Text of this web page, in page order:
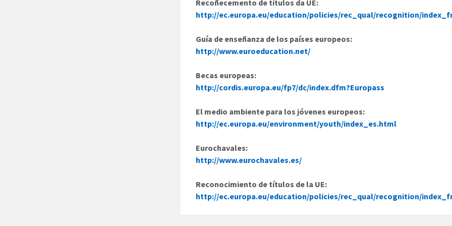
Recoñecemento de títulos da UE:
http://ec.europa.eu/education/policies/rec_qual/recognition/
Guía de enseñanza de los países europeos:
http://www.euroeducation.net/
Becas europeas:
http://cordis.europa.eu/fp7/dc/index.dfm?Europass
El medio ambiente para los jóvenes europeos:
http://ec.europa.eu/environment/youth/index_es.html
Eurochavales:
http://www.eurochavales.es/
Reconocimiento de títulos de la UE:
http://ec.europa.eu/education/policies/rec_qual/recognition/